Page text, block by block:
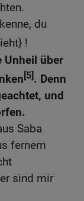
du
!
Unheil über
[5]. Denn
und
Saba
fernem
sind mir